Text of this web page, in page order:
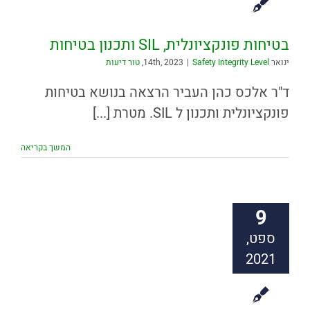
בטיחות פונקציונלית, SIL ותכנון בטיחות
ינואר 14th, 2023 | Safety Integrity Level
,טור דיעות
ד"ר אלכס כהן העביר הרצאה בנושא בטיחות
פונקציונלית ותכנון ל SIL. מטרת [...]
המשך בקריאה
9
ספט,
2021